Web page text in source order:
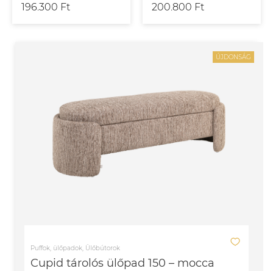
196.300 Ft 200.800 Ft
ÚJDONSÁG
Cupid tárolós ülőpad 150 – mocca
Puffok, ülőpadok, Ülőbútorok